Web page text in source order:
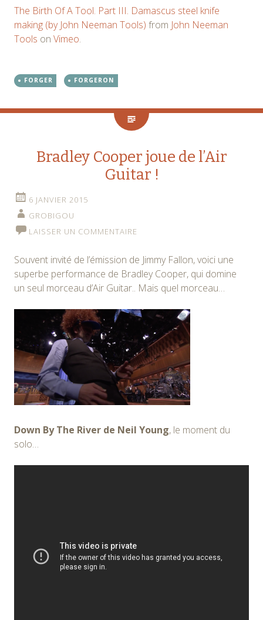
The Birth Of A Tool. Part III. Damascus steel knife
making (by John Neeman Tools) from John Neeman
Tools on Vimeo.
FORGER FORGERON
Bradley Cooper joue de l’Air
Guitar !
6 JANVIER 2015
GROBIGOU
LAISSER UN COMMENTAIRE
Souvent invité de l’émission de Jimmy Fallon, voici une
superbe performance de Bradley Cooper, qui domine
un seul morceau d’Air Guitar.. Mais quel morceau…
Down By The River de Neil Young, le moment du
solo…